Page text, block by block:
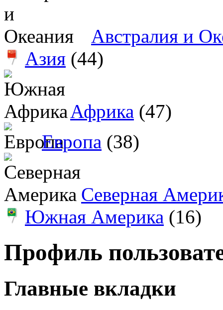
Австралия и
Азия (44)
Африка (47)
Европа (38)
Северная
Южная Америка (16)
Профиль
Главные вкладки